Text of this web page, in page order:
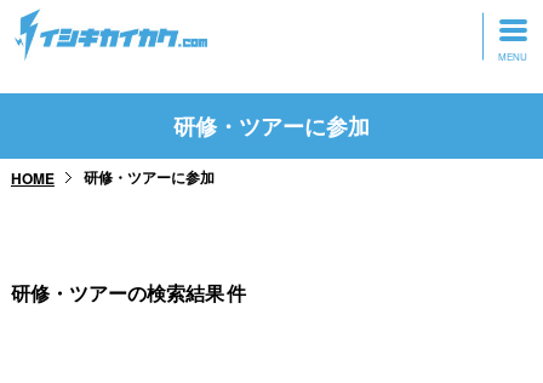
トップページ
研修・ツアーに参加
研修・ツアーに参加
HOME 研修・ツアーに参加
研修・ツアーの検索結果件